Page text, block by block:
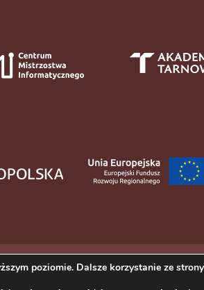
Tarnowie. Wszelkie prawa zastrzeżone.
poziomie. Dalsze korzystanie ze